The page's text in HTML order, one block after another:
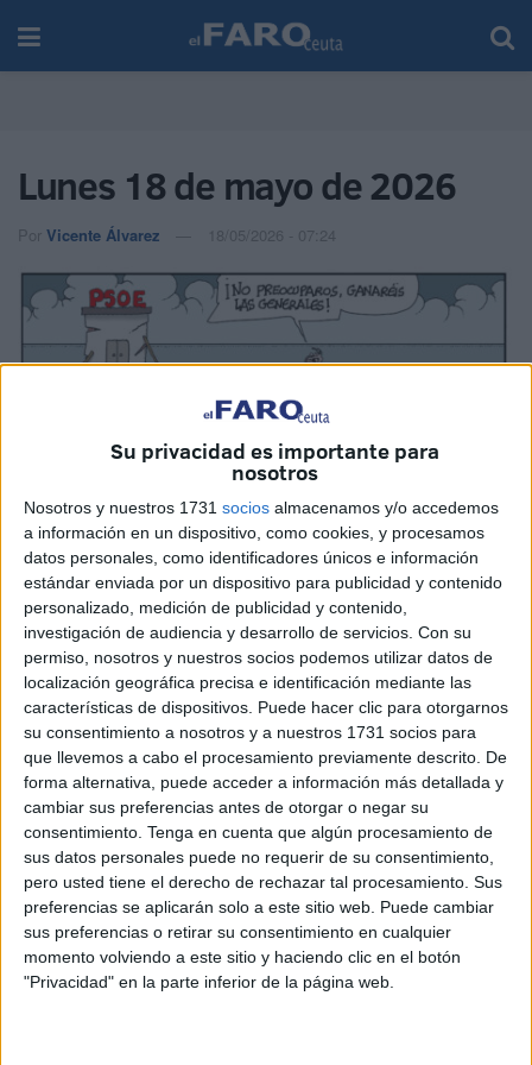
Su privacidad es importante para
nosotros
Nosotros y nuestros 1731 socios almacenamos y/o accedemos
a información en un dispositivo, como cookies, y procesamos
datos personales, como identificadores únicos e información
estándar enviada por un dispositivo para publicidad y contenido
personalizado, medición de publicidad y contenido,
investigación de audiencia y desarrollo de servicios. Con su
permiso, nosotros y nuestros socios podemos utilizar datos de
localización geográfica precisa e identificación mediante las
características de dispositivos. Puede hacer clic para otorgarnos
su consentimiento a nosotros y a nuestros 1731 socios para
que llevemos a cabo el procesamiento previamente descrito. De
forma alternativa, puede acceder a información más detallada y
cambiar sus preferencias antes de otorgar o negar su
consentimiento. Tenga en cuenta que algún procesamiento de
sus datos personales puede no requerir de su consentimiento,
pero usted tiene el derecho de rechazar tal procesamiento. Sus
preferencias se aplicarán solo a este sitio web. Puede cambiar
sus preferencias o retirar su consentimiento en cualquier
momento volviendo a este sitio y haciendo clic en el botón
"Privacidad" en la parte inferior de la página web.
Lunes 18 de mayo de 2026
Por Vicente Álvarez 18/05/2026 - 07:24
RelatedPosts
El cementerio de Sidi Embarek no puede
convertirse en un asentamiento
HACE 3 MINUTOS
Tarajal, la tragedia que no cesa: los GEAS
localizan otros 2 cadáveres
HACE 15 MINUTOS
Horario y dónde ver el XII Trofeo de
Feria: un Ceuta-Málaga para terminar la
pretemporada
HACE 41 MINUTOS
La Ciudad pide un plan específico de
seguridad con despliegue policial en
todas las barriadas